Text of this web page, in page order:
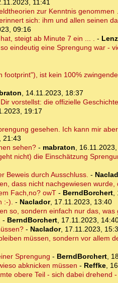
11:41
zur Kenntnis genommen
sich: ihm und allen seinen
09:16
steigt ab Minute 7 ein ... . -
eindeutig eine Sprengung war -
ist kein 100%
, 14.11.2023, 18:37
vorstellst: die offizielle
19:17
gesehen. Ich kann mir
21:43
sehen?- mabraton,
nicht) die Einschätzung
Beweis durch Ausschluss. -
dass nicht nachgewiesen
Fach,no? owT - BerndBorchert,
:-). - Naclador, 17.11.2023, 13:40
so, sondern einfach nur das,
- BerndBorchert, 17.11.2023,
- Naclador, 17.11.2023,
müssen, sondern vor allem
Sprengung - BerndBorchert,
abknicken müssen - Reffke,
obere Teil - sich dabei drehend